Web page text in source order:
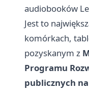
audiobooków
Jest to
komórkach,
pozyskanym z
Programu
publicznych